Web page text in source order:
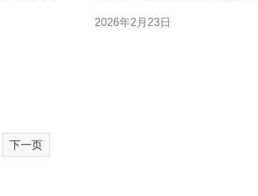
务器可以在高峰期依然保持稳定
2026年2月23日
下一页